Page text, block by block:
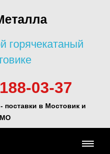
горячекатаный
03-37
поставки в Мостовик и
МО